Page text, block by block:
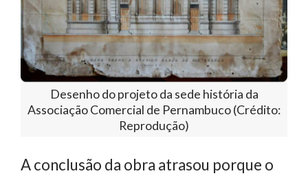
Desenho do projeto da sede história da
Associação Comercial de Pernambuco (Crédito:
Reprodução)
A conclusão da obra atrasou porque o